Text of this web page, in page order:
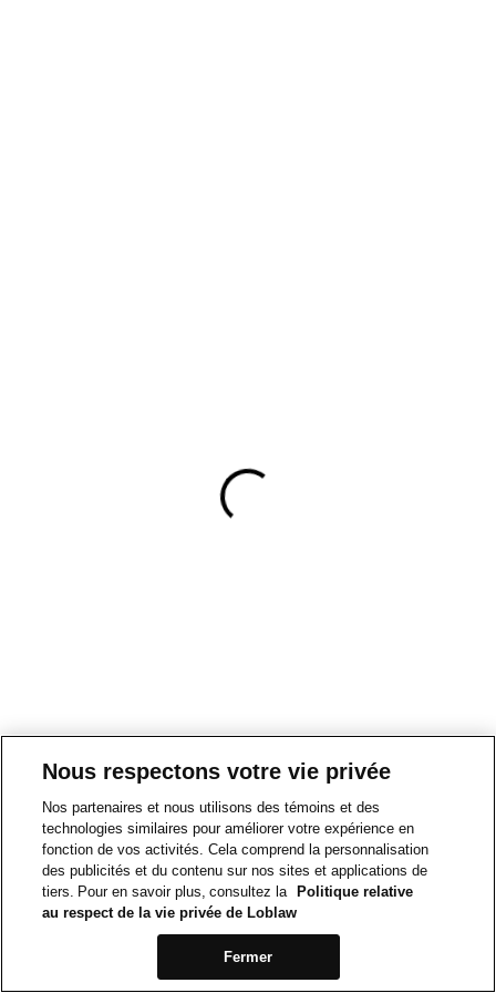
Nous respectons votre vie privée
Nos partenaires et nous utilisons des témoins et des
technologies similaires pour améliorer votre expérience en
fonction de vos activités. Cela comprend la personnalisation
des publicités et du contenu sur nos sites et applications de
tiers. Pour en savoir plus, consultez la
Politique relative
au respect de la vie privée de Loblaw
Fermer